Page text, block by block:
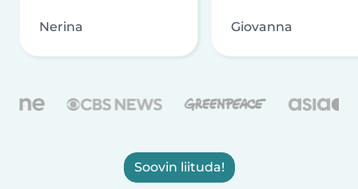
Nerina Giovanna
Soovin liituda!